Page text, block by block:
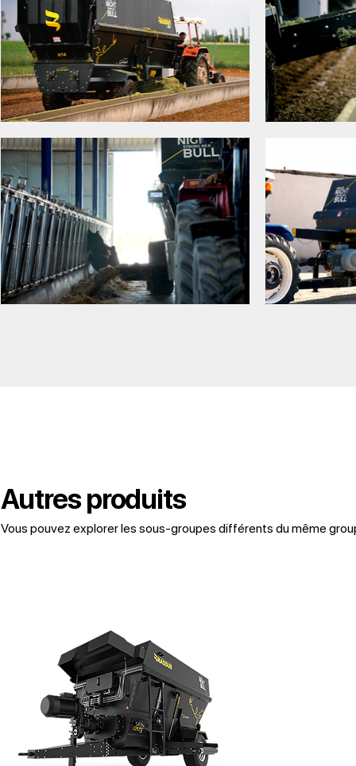
Autres produits
Vous pouvez explorer les sous-groupes différents du même